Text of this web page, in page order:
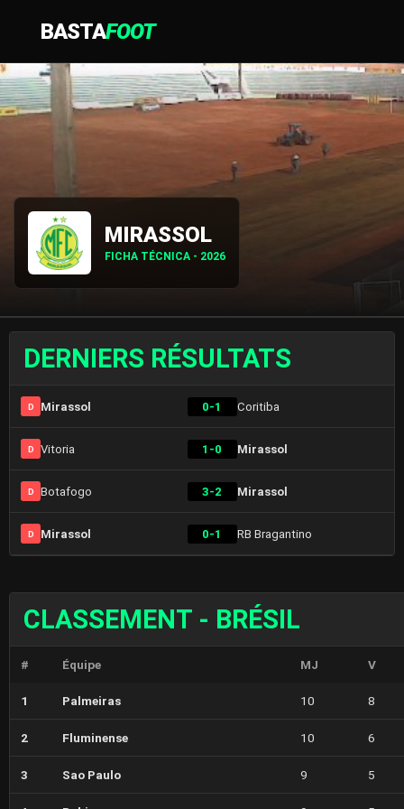
BASTAFOOT
MIRASSOL
FICHA TÉCNICA - 2026
DERNIERS RÉSULTATS
D Mirassol 0-1 Coritiba
D Vitoria 1-0 Mirassol
D Botafogo 3-2 Mirassol
D Mirassol 0-1 RB Bragantino
CLASSEMENT - BRÉSIL
# Équipe MJ V
1 Palmeiras 10 8
2 Fluminense 10 6
3 Sao Paulo 9 5